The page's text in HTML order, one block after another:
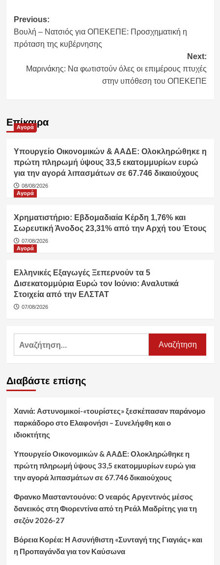
Post
navigation
Previous:
Βουλή – Νατσιός για ΟΠΕΚΕΠΕ: Προσχηματική η
πρόταση της κυβέρνησης
Next:
Μαρινάκης: Να φωτιστούν όλες οι επιμέρους πτυχές
στην υπόθεση του ΟΠΕΚΕΠΕ
Επίκαιρα
Αγορά
Υπουργείο Οικονομικών & ΑΑΔΕ: Ολοκληρώθηκε η
πρώτη πληρωμή ύψους 33,5 εκατομμυρίων ευρώ
για την αγορά λιπασμάτων σε 67.746 δικαιούχους
08/08/2026
Αγορά
Χρηματιστήριο: Εβδομαδιαία Κέρδη 1,76% και
Σωρευτική Άνοδος 23,31% από την Αρχή του Έτους
07/08/2026
Αγορά
Ελληνικές Εξαγωγές Ξεπερνούν τα 5
Δισεκατομμύρια Ευρώ τον Ιούνιο: Αναλυτικά
Στοιχεία από την ΕΛΣΤΑΤ
07/08/2026
Διαβάστε επίσης
Χανιά: Αστυνομικοί-«τουρίστες» ξεσκέπασαν παράνομο
παρκάδορο στο Ελαφονήσι – Συνελήφθη και ο
ιδιοκτήτης
Υπουργείο Οικονομικών & ΑΑΔΕ: Ολοκληρώθηκε η
πρώτη πληρωμή ύψους 33,5 εκατομμυρίων ευρώ για
την αγορά λιπασμάτων σε 67.746 δικαιούχους
Φρανκο Μασταντουόνο: Ο νεαρός Αργεντινός μέσος
δανεικός στη Φιορεντίνα από τη Ρεάλ Μαδρίτης για τη
σεζόν 2026-27
Βόρεια Κορέα: Η Ασυνήθιστη «Συνταγή της Γιαγιάς» και
η Προπαγάνδα για τον Καύσωνα